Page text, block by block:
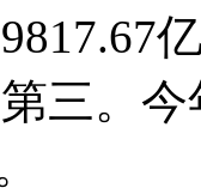
三。